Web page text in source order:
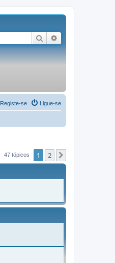
Pesquisar
Ligue-se
Registe-se
47 tópicos 1 2